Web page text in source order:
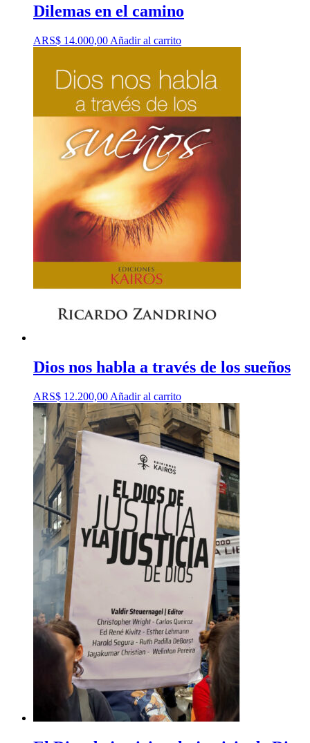
Dilemas en el camino
ARS$ 14.000,00 Añadir al carrito
Dios nos habla a través de los sueños
ARS$ 12.200,00 Añadir al carrito